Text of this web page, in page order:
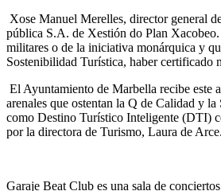
Xose Manuel Merelles, director general
pública S.A. de Xestión do Plan Xacobeo.
militares o de la iniciativa monárquica y
Sostenibilidad Turística, haber certificado
El Ayuntamiento de Marbella recibe este
arenales que ostentan la Q de Calidad y
como Destino Turístico Inteligente (DTI)
por la directora de Turismo, Laura de Arce.
Garaje Beat Club es una sala de